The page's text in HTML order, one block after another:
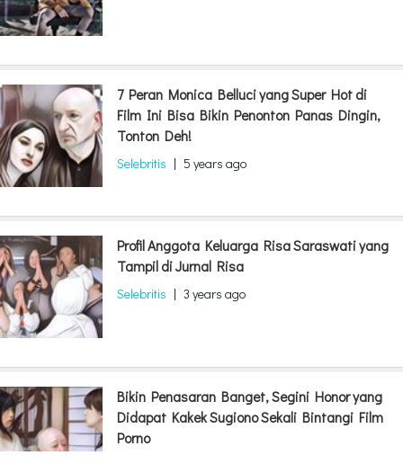
7 Peran Monica Belluci yang Super Hot di
Film Ini Bisa Bikin Penonton Panas Dingin,
Tonton Deh!
Selebritis | 5 years ago
Profil Anggota Keluarga Risa Saraswati yang
Tampil di Jurnal Risa
Selebritis | 3 years ago
Bikin Penasaran Banget, Segini Honor yang
Didapat Kakek Sugiono Sekali Bintangi Film
Porno